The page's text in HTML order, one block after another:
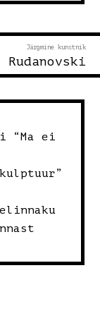
Järgmine kunstnik
Rudanovski
“Ma ei